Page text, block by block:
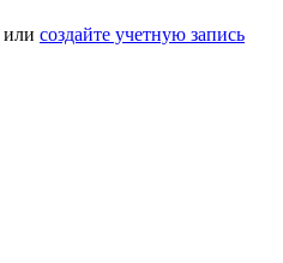
или создайте учетную запись